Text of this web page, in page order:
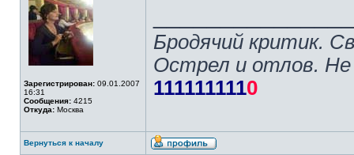
Зарегистрирован: 09.01.2007
16:31
Сообщения: 4215
Откуда: Москва
Бродячий критик.
Острел и отлов. Не
1111111110
Вернуться к началу